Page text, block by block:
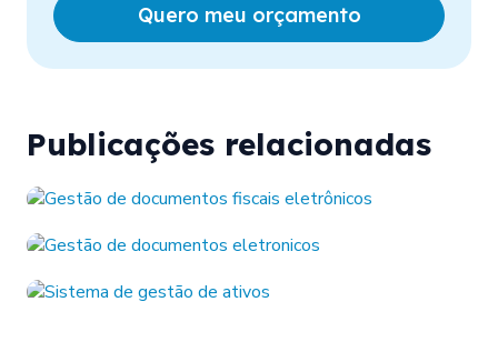
Quero meu orçamento
Publicações relacionadas